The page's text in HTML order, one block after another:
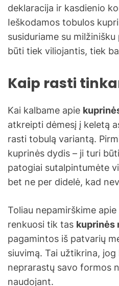
deklaracija ir kasdienio
Ieškodamos tobulos
susiduriame su
būti tiek viliojantis, tiek
Kaip rasti
Kai kalbame apie
atkreipti dėmesį į keletą
rasti tobulą variantą.
kuprinės dydis – ji turi
patogiai sutalpintumėte
bet ne per didelė, kad
Toliau nepamirškime
renkuosi tik tas kuprinės
pagamintos iš patvarių
siuvimą. Tai užtikrina,
neprarastų savo formos
naudojant.